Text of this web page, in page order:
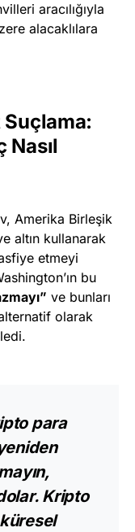
aracılığıyla
alacaklılara
Suçlama:
Nasıl
Amerika Birleşik
altın kullanarak
etmeyi
bu
ve bunları
olarak
para
Kripto